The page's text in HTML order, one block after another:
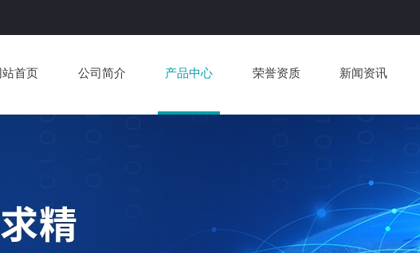
站首页 公司简介 产品中心 荣誉资质 新闻资讯